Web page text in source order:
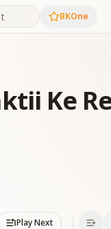
BKOne
Ke
Play Next